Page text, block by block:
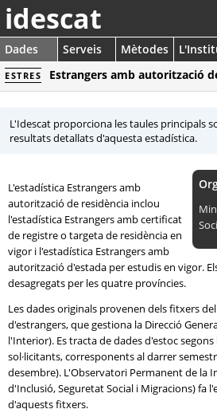
idescat
Dades Serveis Mètodes
ESTRES Estrangers amb autorització
L'Idescat proporciona les taules principals
resultats detallats d'aquesta estadística.
L'estadística Estrangers amb
autorització de residència inclou
l'estadística Estrangers amb certificat
de registre o targeta de residència en
vigor i l'estadística Estrangers amb
autorització d'estada per estudis en vigor.
desagregats per les quatre províncies.
Les dades originals provenen dels fitxers
d'estrangers, que gestiona la Direcció
l'Interior). Es tracta de dades d'estoc
sol·licitants, corresponents al darrer
desembre). L'Observatori Permanent de la
d'Inclusió, Seguretat Social i Migracions) fa
d'aquests fitxers.